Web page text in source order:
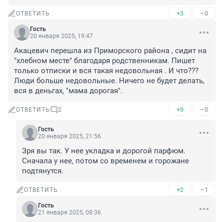
ОТВЕТИТЬ +3 –0
Гость
20 января 2025, 19:47
Акацевич перешла из Приморского района , сидит на
"хлебном месте" благодаря родственникам. Пишет
только отписки и вся такая недовольная . И что???
Люди больше недовольные. Ничего не будет делать,
вся в деньгах, "мама дорогая".
ОТВЕТИТЬ 2 +9 –0
Гость
20 января 2025, 21:56
Зря вы так. У нее укладка и дорогой парфюм.
Сначала у нее, потом со временем и горожане
подтянутся.
ОТВЕТИТЬ +2 –1
Гость
21 января 2025, 08:36